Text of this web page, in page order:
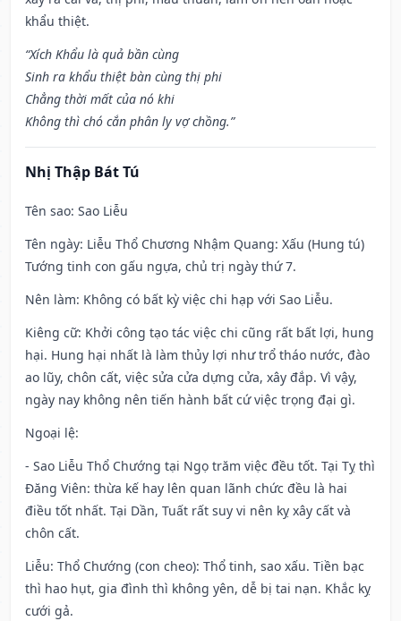
khẩu thiệt.
“Xích Khẩu là quả bần cùng
Sinh ra khẩu thiệt bàn cùng thị phi
Chẳng thời mất của nó khi
Không thì chó cắn phân ly vợ chồng.”
Nhị Thập Bát Tú
Tên sao: Sao Liễu
Tên ngày: Liễu Thổ Chương Nhậm Quang: Xấu (Hung tú)
Tướng tinh con gấu ngựa, chủ trị ngày thứ 7.
Nên làm: Không có bất kỳ việc chi hạp với Sao Liễu.
Kiêng cữ: Khởi công tạo tác việc chi cũng rất bất lợi, hung
hại. Hung hại nhất là làm thủy lợi như trổ tháo nước, đào
ao lũy, chôn cất, việc sửa cửa dựng cửa, xây đắp. Vì vậy,
ngày nay không nên tiến hành bất cứ việc trọng đại gì.
Ngoại lệ:
- Sao Liễu Thổ Chướng tại Ngọ trăm việc đều tốt. Tại Tỵ thì
Đăng Viên: thừa kế hay lên quan lãnh chức đều là hai
điều tốt nhất. Tại Dần, Tuất rất suy vi nên kỵ xây cất và
chôn cất.
Liễu: Thổ Chướng (con cheo): Thổ tinh, sao xấu. Tiền bạc
thì hao hụt, gia đình thì không yên, dễ bị tai nạn. Khắc kỵ
cưới gả.